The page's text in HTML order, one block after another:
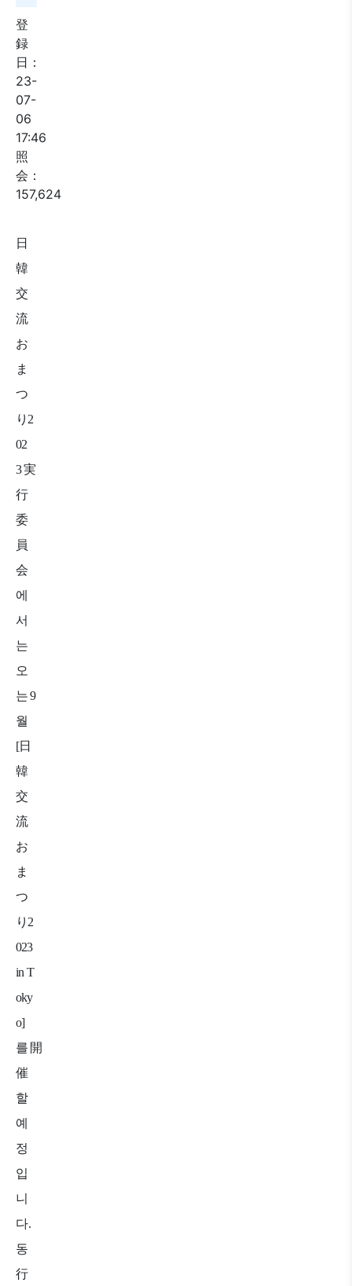
登
録
日：
23-
07-
06
17:46
照
会：
157,624
日
韓
交
流
お
ま
つ
り 2
02
3実
行
委
員
会
에
서
는
오
는9
월
[日
韓
交
流
お
ま
つ
り 2
023
in T
oky
o]
를 開
催
할
예
정
입
니
다.
동
行